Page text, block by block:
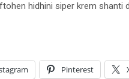
hidhini siper krem shanti
Pinterest